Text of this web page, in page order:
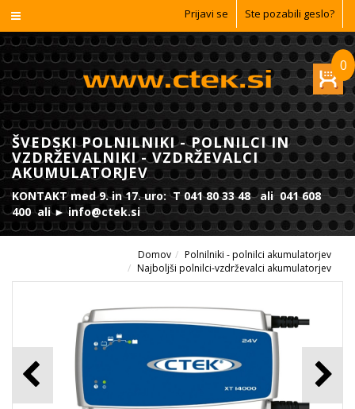
Prijavi se Ste pozabili geslo?
0
ŠVEDSKI POLNILNIKI - POLNILCI IN
VZDRŽEVALNIKI - VZDRŽEVALCI
AKUMULATORJEV
KONTAKT med 9. in 17. uro: T 041 80 33 48 ali 041 608
400 ali ► info@ctek.si
Rumeni kabel
INDUSTRIEFLEX 07 HT 2 x
Domov
Polnilniki - polnilci akumulatorjev
Najboljši polnilci-vzdrževalci akumulatorjev